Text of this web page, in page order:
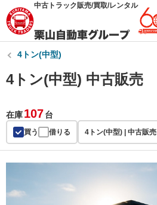
中古トラック販売/買取/レンタル
4トン(中型)
4トン(中型) 中古販売
在庫107台
買う 借りる 4トン(中型) | 中古販売